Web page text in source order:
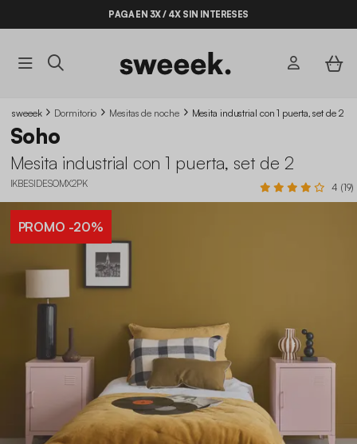
PAGA EN 3X / 4X SIN INTERESES
sweeek Dormitorio Mesitas de noche Mesita industrial con 1 puerta, set de 2
Soho
Mesita industrial con 1 puerta, set de 2
IKBESIDESOMX2PK 4 (19)
PROMO -20%